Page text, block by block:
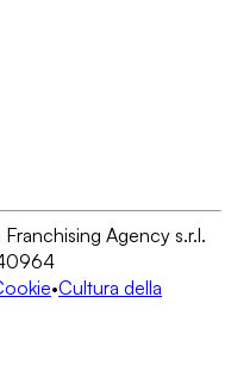
Agency s.r.l.
•Cultura della